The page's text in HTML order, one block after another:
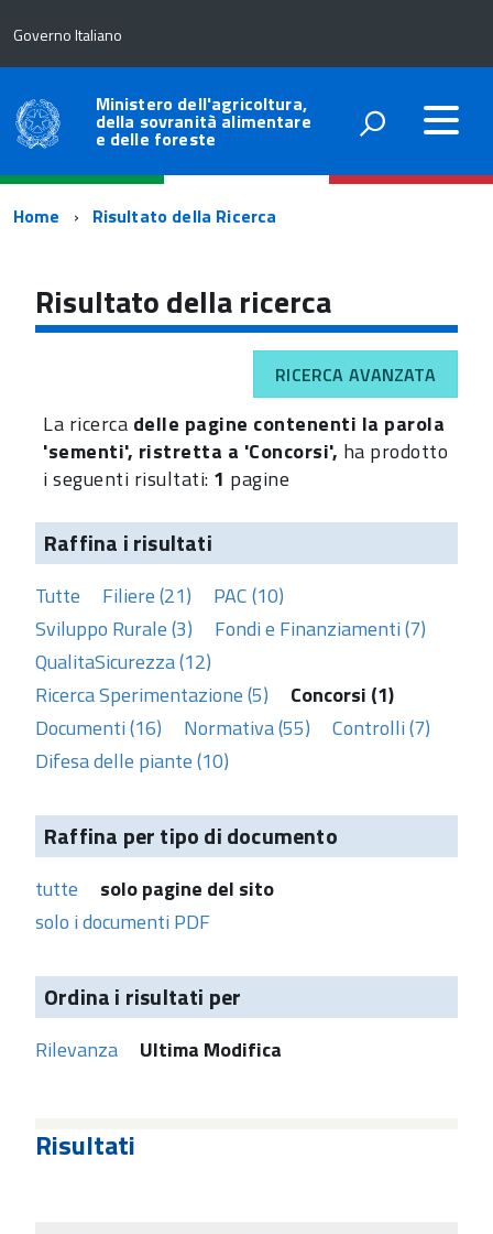
Governo Italiano
Ministero dell'agricoltura,
della sovranità alimentare
e delle foreste
Percorso
navigazione
Home Risultato della Ricerca
Risultato della ricerca
RICERCA AVANZATA
La ricerca delle pagine contenenti la parola
'sementi', ristretta a 'Concorsi', ha prodotto
i seguenti risultati: 1 pagine
Raffina i risultati
Tutte Filiere (21)
PAC (10)
Sviluppo Rurale (3)
Fondi e Finanziamenti (7)
QualitaSicurezza (12)
Ricerca Sperimentazione (5)
Concorsi (1)
Documenti (16)
Normativa (55)
Controlli (7)
Difesa delle piante (10)
Raffina per tipo di documento
tutte
solo pagine del sito
solo i documenti PDF
Ordina i risultati per
Rilevanza Ultima Modifica
Risultati